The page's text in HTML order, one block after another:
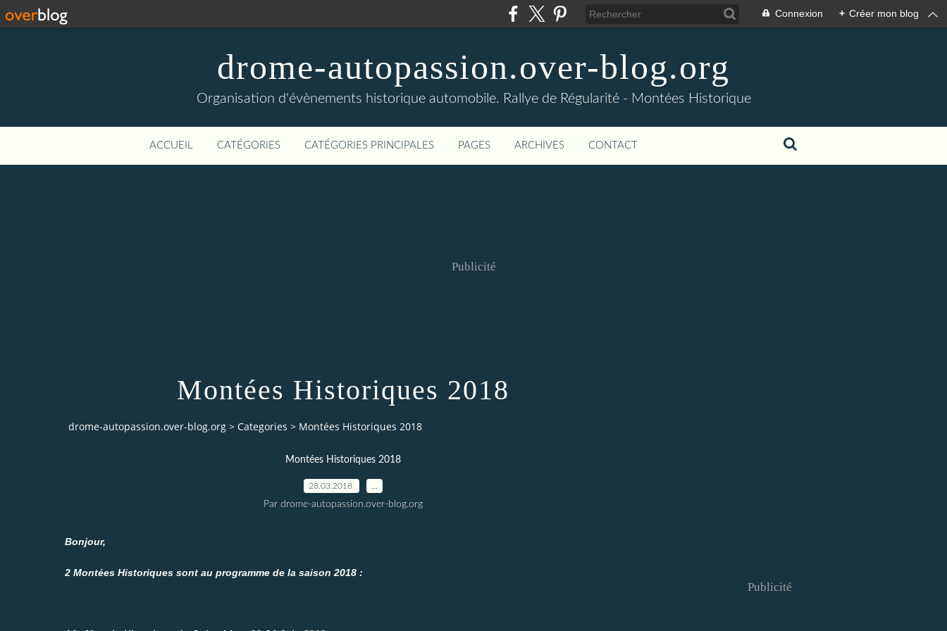
Connexion + Créer mon blog
drome-autopassion.over-blog.org
Organisation d'évènements historique automobile. Rallye de Régularité - Montées Historique
ACCUEIL CATÉGORIES CATÉGORIES PRINCIPALES PAGES ARCHIVES CONTACT
Publicité
Montées Historiques 2018
drome-autopassion.over-blog.org > Categories > Montées Historiques 2018
Montées Historiques 2018
28.03.2018
Par drome-autopassion.over-blog.org
Bonjour,
2 Montées Historiques sont au programme de la saison 2018 :
Publicité